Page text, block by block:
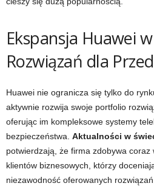
Ekspansja Huawei
Rozwiązań dla
Huawei nie ogranicza się tylko do
aktywnie rozwija swoje portfolio
oferując im kompleksowe systemy
bezpieczeństwa. Aktualności w
potwierdzają, że firma zdobywa coraz
klientów biznesowych, którzy
niezawodność oferowanych